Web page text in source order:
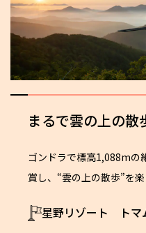
まるで雲の上の散
ゴンドラで標高1,088mの
賞し、“雲の上の散歩”を楽
星野リゾート トマ